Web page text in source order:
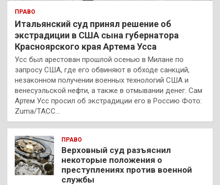
ПРАВО
Итальянский суд принял решение об
экстрадиции в США сына губернатора
Красноярского края Артема Усса
Усс был арестован прошлой осенью в Милане по
запросу США, где его обвиняют в обходе санкций,
незаконном получении военных технологий США и
венесуэльской нефти, а также в отмывании денег. Сам
Артем Усс просил об экстрадиции его в Россию Фото:
Zuma/ТАСС…
ПРАВО
Верховный суд разъяснил
некоторые положения о
преступлениях против военной
службы